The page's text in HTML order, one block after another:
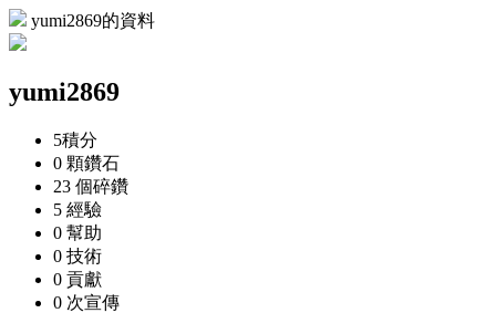
yumi2869的資料
yumi2869
5積分
0 顆鑽石
23 個碎鑽
5 經驗
0 幫助
0 技術
0 貢獻
0 次宣傳